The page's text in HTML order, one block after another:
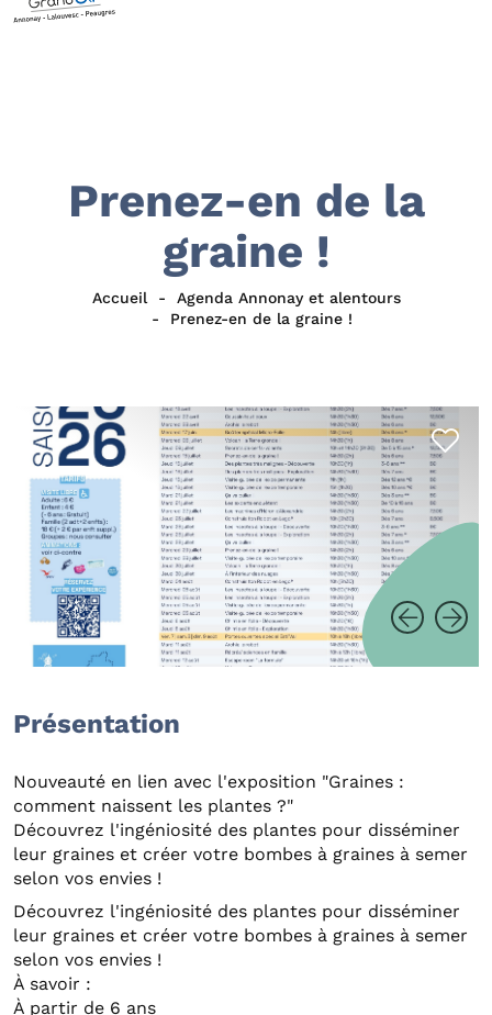
Prenez-en de la
graine !
Accueil
Agenda Annonay et alentours
Prenez-en de la graine !
Présentation
Nouveauté en lien avec l'exposition "Graines :
comment naissent les plantes ?"
Découvrez l'ingéniosité des plantes pour disséminer
leur graines et créer votre bombes à graines à semer
selon vos envies !
Découvrez l'ingéniosité des plantes pour disséminer
leur graines et créer votre bombes à graines à semer
selon vos envies !
À savoir :
À partir de 6 ans